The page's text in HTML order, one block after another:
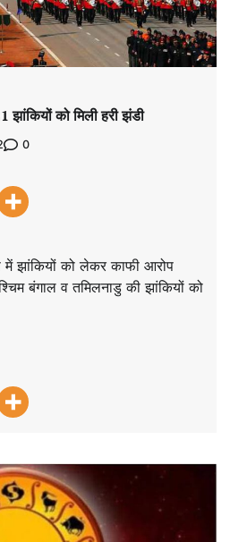
को मिली हरी झंडी
0
झांकियों को लेकर काफी आरोप
बंगाल व तमिलनाडु की झांकियों को